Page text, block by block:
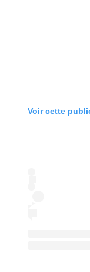
Voir cette